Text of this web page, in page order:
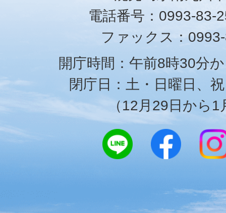
電話番号：0993-83-
ファックス：
開庁時間：午前8時30分
閉庁日：土・日曜日、
（12月29日から1